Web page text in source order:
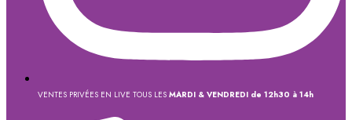
VENTES PRIVÉES EN LIVE TOUS LES MARDI & VENDREDI de 12h30 à 14h